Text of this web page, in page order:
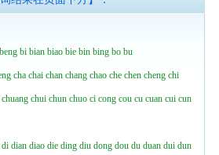
beng bi bian biao bie bin bing bo bu
cha chai chan chang chao che chen cheng chi
chuang chui chun chuo ci cong cou cu cuan cui cun
di dian diao die ding diu dong dou du duan dui dun